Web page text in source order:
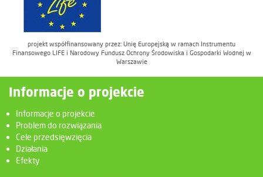
projekt współfinansowany przez: Unię Europejską w ramach Instrumentu
Finansowego LIFE i Narodowy Fundusz Ochrony Środowiska i Gospodarki Wodnej w
Warszawie
Informacje o projekcie
Informacje o projekcie
Problem do rozwiązania
Cele przedsięwzięcia
Działania
Efekty